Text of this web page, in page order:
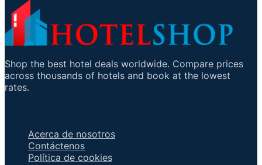
Shop the best hotel deals worldwide. Compare prices
across thousands of hotels and book at the lowest
rates.
Acerca de nosotros
Contáctenos
Política de cookies